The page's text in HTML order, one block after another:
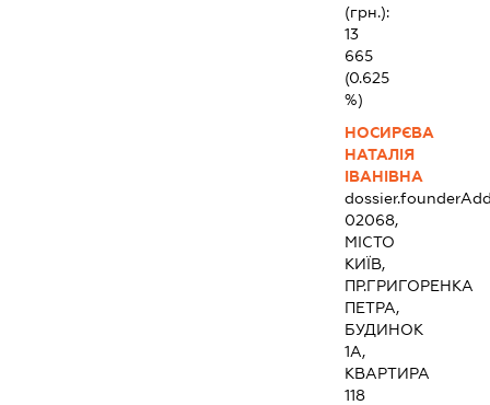
(грн.):
13
665
(0.625
%)
НОСИРЄВА
НАТАЛІЯ
ІВАНІВНА
02068,
МІСТО
КИЇВ,
ПР.ГРИГОРЕНКА
ПЕТРА,
БУДИНОК
1А,
КВАРТИРА
118